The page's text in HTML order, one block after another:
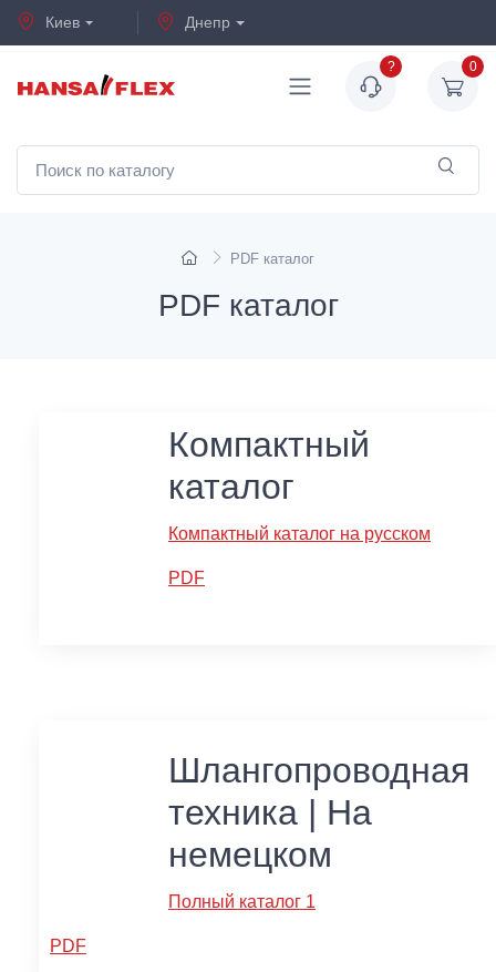
Киев Днепр
? 0
PDF каталог
PDF каталог
Компактный
каталог
Компактный каталог на русском
PDF
Шлангопроводная
техника | На
немецком
Полный каталог 1
PDF